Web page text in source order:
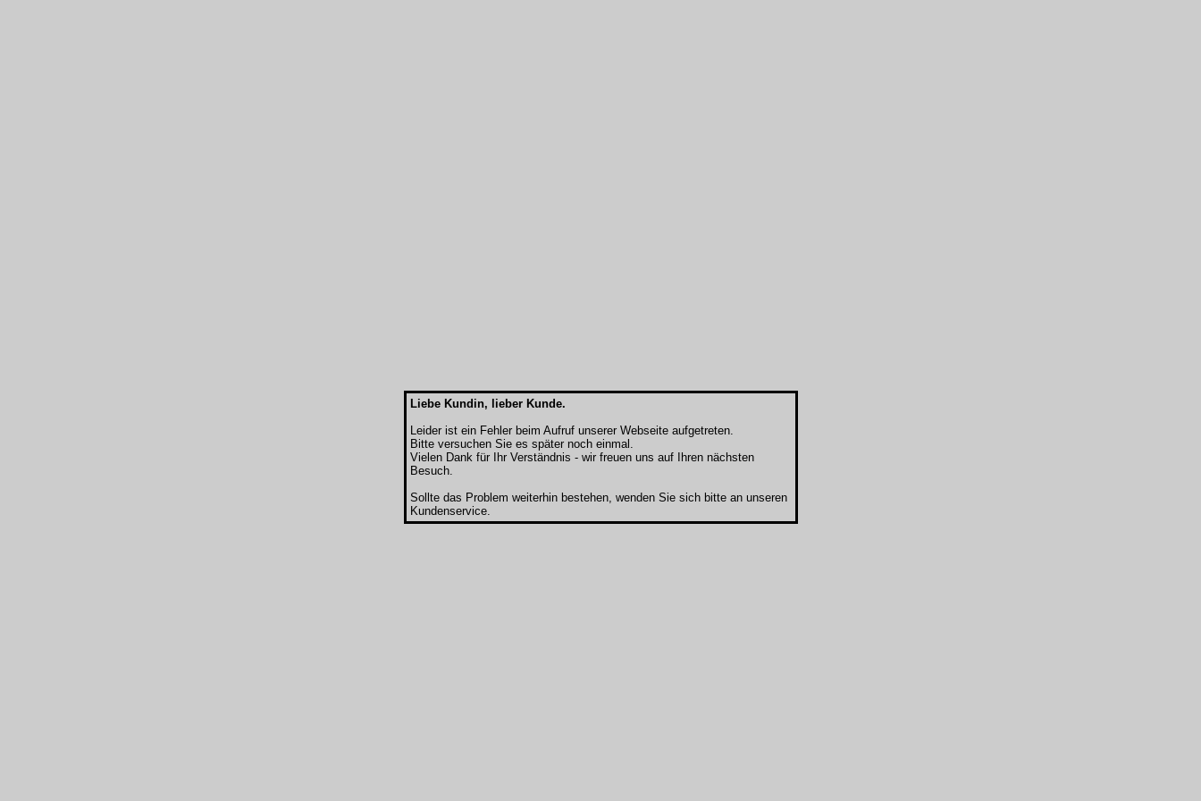
Liebe Kundin, lieber Kunde.
Leider ist ein Fehler beim Aufruf unserer Webseite aufgetreten.
Bitte versuchen Sie es später noch einmal.
Vielen Dank für Ihr Verständnis - wir freuen uns auf Ihren nächsten
Besuch.
Sollte das Problem weiterhin bestehen, wenden Sie sich bitte an unseren
Kundenservice.